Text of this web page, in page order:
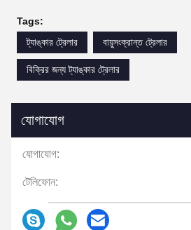
Tags:
ট্যাঙ্কার ট্রেলার
বায়ুসংক্রান্ত ট্রেলার
বিক্রির জন্য ট্যাঙ্কার ট্রেলার
যোগাযোগ
যোগাযোগ:
টেলিফোন: